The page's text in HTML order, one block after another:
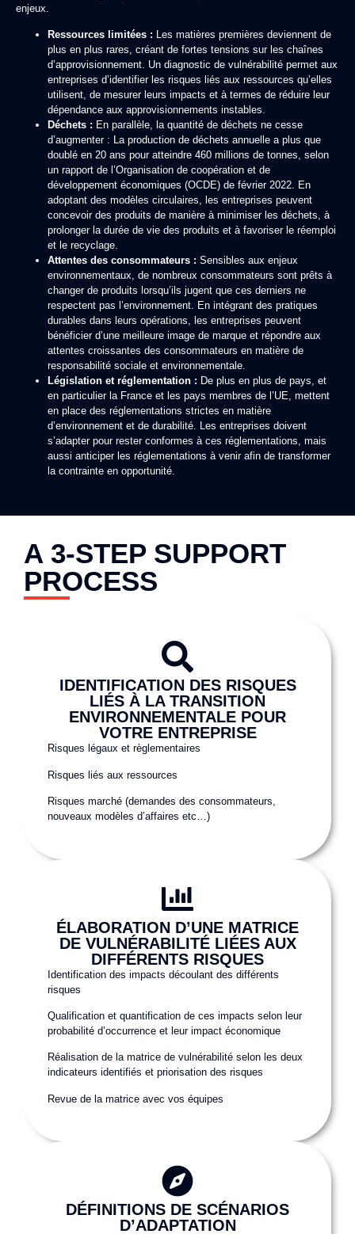
enjeux.
Ressources limitées : Les matières premières deviennent de
plus en plus rares, créant de fortes tensions sur les chaînes
d’approvisionnement. Un diagnostic de vulnérabilité permet aux
entreprises d’identifier les risques liés aux ressources qu’elles
utilisent, de mesurer leurs impacts et à termes de réduire leur
dépendance aux approvisionnements instables.
Déchets : En parallèle, la quantité de déchets ne cesse
d’augmenter : La production de déchets annuelle a plus que
doublé en 20 ans pour atteindre 460 millions de tonnes, selon
un rapport de l’Organisation de coopération et de
développement économiques (OCDE) de février 2022. En
adoptant des modèles circulaires, les entreprises peuvent
concevoir des produits de manière à minimiser les déchets, à
prolonger la durée de vie des produits et à favoriser le réemploi
et le recyclage.
Attentes des consommateurs : Sensibles aux enjeux
environnementaux, de nombreux consommateurs sont prêts à
changer de produits lorsqu’ils jugent que ces derniers ne
respectent pas l’environnement. En intégrant des pratiques
durables dans leurs opérations, les entreprises peuvent
bénéficier d’une meilleure image de marque et répondre aux
attentes croissantes des consommateurs en matière de
responsabilité sociale et environnementale.
Législation et réglementation : De plus en plus de pays, et
en particulier la France et les pays membres de l’UE, mettent
en place des réglementations strictes en matière
d’environnement et de durabilité. Les entreprises doivent
s’adapter pour rester conformes à ces réglementations, mais
aussi anticiper les réglementations à venir afin de transformer
la contrainte en opportunité.
A 3-STEP SUPPORT
PROCESS
IDENTIFICATION DES RISQUES
LIÉS À LA TRANSITION
ENVIRONNEMENTALE POUR
VOTRE ENTREPRISE
Risques légaux et règlementaires
Risques liés aux ressources
Risques marché (demandes des consommateurs,
nouveaux modèles d’affaires etc…)
ÉLABORATION D’UNE MATRICE
DE VULNÉRABILITÉ LIÉES AUX
DIFFÉRENTS RISQUES
Identification des impacts découlant des différents
risques
Qualification et quantification de ces impacts selon leur
probabilité d’occurrence et leur impact économique
Réalisation de la matrice de vulnérabilité selon les deux
indicateurs identifiés et priorisation des risques
Revue de la matrice avec vos équipes
DÉFINITIONS DE SCÉNARIOS
D’ADAPTATION